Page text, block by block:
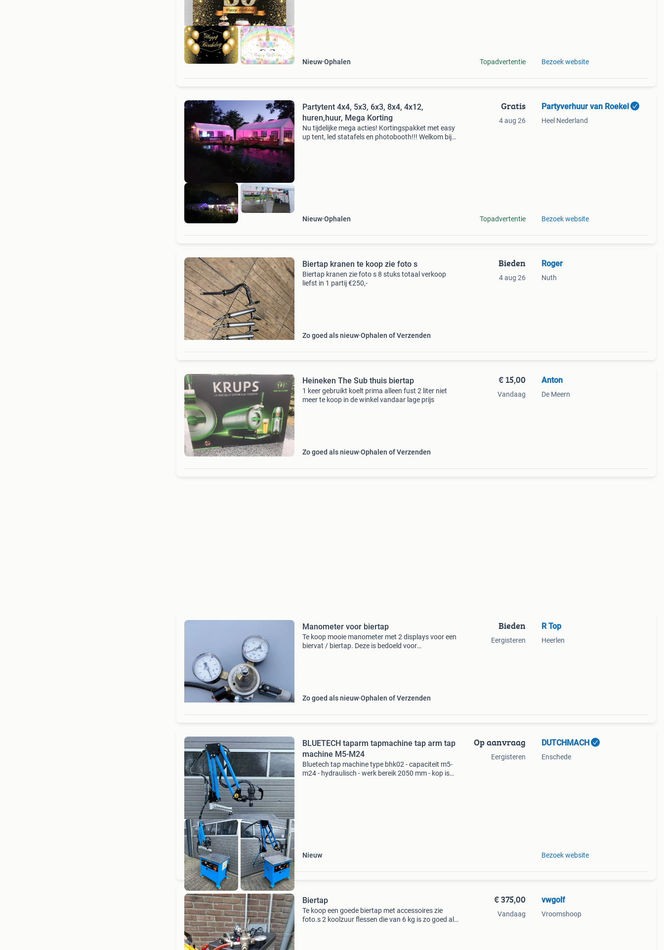
Nieuw Ophalen Topadvertentie Bezoek website
Partytent 4x4, 5x3, 6x3, 8x4, 4x12,
huren,huur, Mega Korting
Nu tijdelijke mega acties! Kortingspakket met easy
up tent, led statafels en photobooth!!! Welkom bij
Nieuw Ophalen
Gratis
4 aug 26
Topadvertentie
Partyverhuur van Roekel
Heel Nederland
Bezoek website
Biertap kranen te koop zie foto s
Biertap kranen zie foto s 8 stuks totaal verkoop
liefst in 1 partij €250,-
Zo goed als nieuw Ophalen of Verzenden
Bieden
4 aug 26
Roger
Nuth
Heineken The Sub thuis biertap
1 keer gebruikt koelt prima alleen fust 2 liter niet
meer te koop in de winkel vandaar lage prijs
Zo goed als nieuw Ophalen of Verzenden
€ 15,00
Vandaag
Anton
De Meern
Manometer voor biertap
Te koop mooie manometer met 2 displays voor een
biervat / biertap. Deze is bedoeld voor
Zo goed als nieuw Ophalen of Verzenden
Bieden
Eergisteren
R Top
Heerlen
BLUETECH taparm tapmachine tap arm tap
machine M5-M24
Bluetech tap machine type bhk02 - capaciteit m5-
m24 - hydraulisch - werk bereik 2050 mm - kop is
Nieuw
Op aanvraag
Eergisteren
DUTCHMACH
Enschede
Bezoek website
Biertap
Te koop een goede biertap met accessoires zie
foto.s 2 koolzuur flessen die van 6 kg is zo goed als
€ 375,00
Vandaag
vwgolf
Vroomshoop